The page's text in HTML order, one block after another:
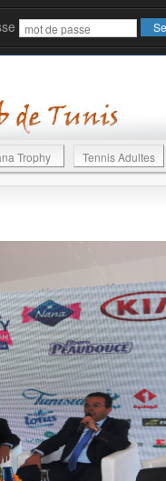
Trophy Tennis Adultes